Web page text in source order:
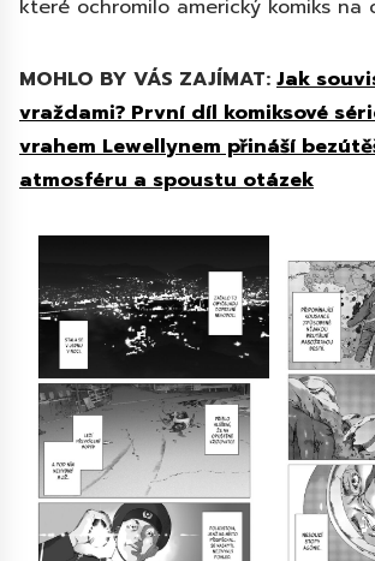
které ochromilo americký komiks na
MOHLO BY VÁS ZAJÍMAT: Jak
vraždami? První díl komiksové
vrahem Lewellynem přináší
atmosféru a spoustu otázek